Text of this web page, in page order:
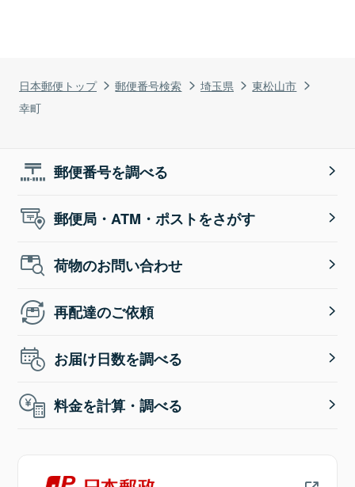
日本郵便トップ 郵便番号検索 埼玉県
東松山市
幸町
郵便番号を調べる
郵便局・ATM・ポストをさがす
荷物のお問い合わせ
再配達のご依頼
お届け日数を調べる
料金を計算・調べる